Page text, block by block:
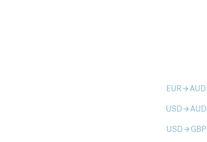
EURarrow_forwardAUD
USDarrow_forwardAUD
USDarrow_forward GBP